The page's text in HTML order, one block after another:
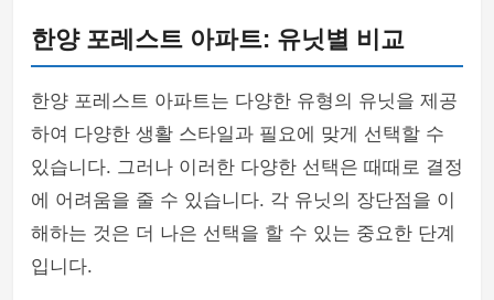
한양 포레스트 아파트: 유닛별 비교
한양 포레스트 아파트는 다양한 유형의 유닛을 제공
하여 다양한 생활 스타일과 필요에 맞게 선택할 수
있습니다. 그러나 이러한 다양한 선택은 때때로 결정
에 어려움을 줄 수 있습니다. 각 유닛의 장단점을 이
해하는 것은 더 나은 선택을 할 수 있는 중요한 단계
입니다.